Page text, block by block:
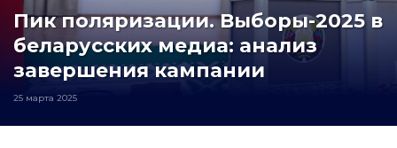
Пик поляризации. Выборы-2025 в
беларусских медиа: анализ
завершения кампании
25 марта 2025